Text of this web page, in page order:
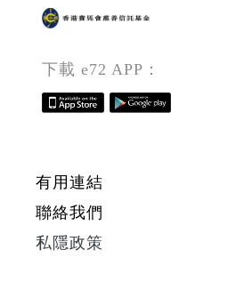
下載 e72 APP：
有用連結
聯絡我們
私隱政策